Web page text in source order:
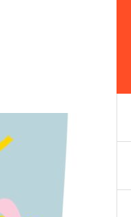
農作物の生
び販売
農業生産法人 株